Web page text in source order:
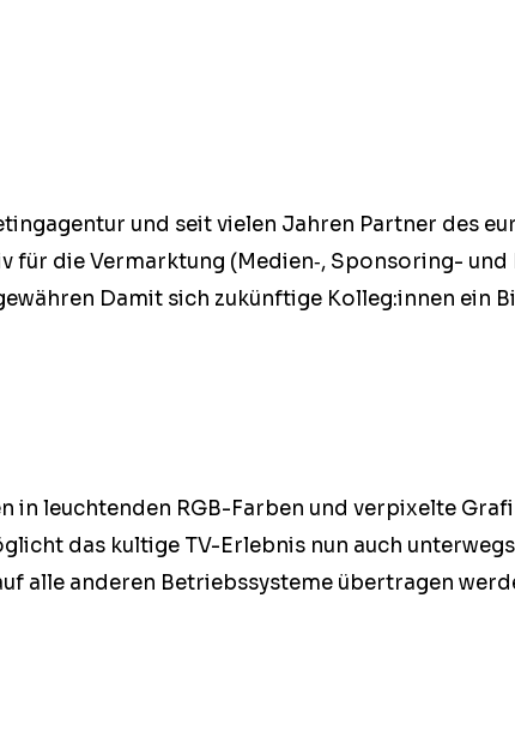
und seit vie­len Jahren Part­ner des
für die Ver­mark­tung (Medien‑, Spon­­sor­ing-
Damit sich zukün­ftige Kolleg:innen ein
leuch­t­en­den RGB-Far­ben und ver­pix­elte
das kultige TV-Erleb­­nis nun auch
alle anderen Betrieb­ssys­teme über­tra­gen